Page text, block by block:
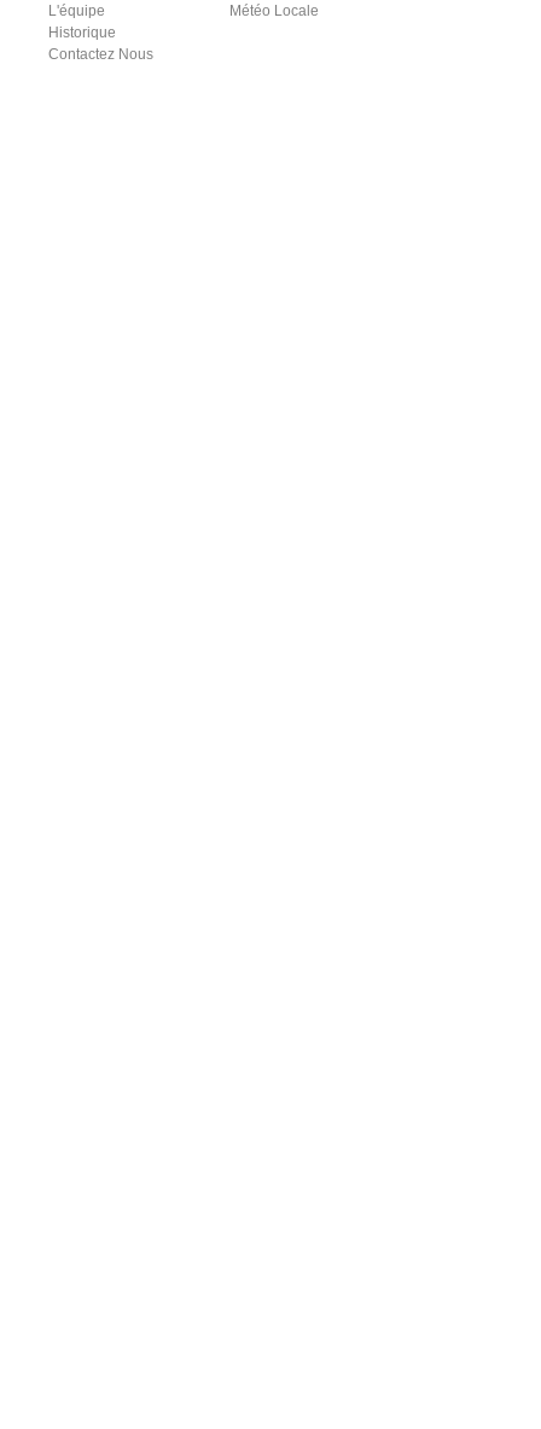
L'équipe
Historique
Contactez Nous
Météo Locale